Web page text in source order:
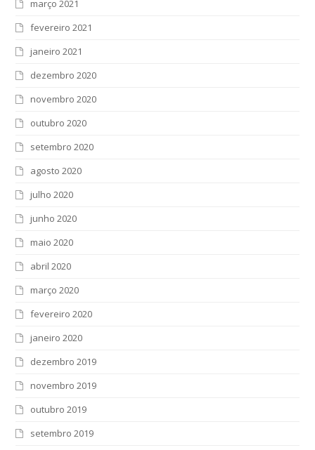
março 2021
fevereiro 2021
janeiro 2021
dezembro 2020
novembro 2020
outubro 2020
setembro 2020
agosto 2020
julho 2020
junho 2020
maio 2020
abril 2020
março 2020
fevereiro 2020
janeiro 2020
dezembro 2019
novembro 2019
outubro 2019
setembro 2019